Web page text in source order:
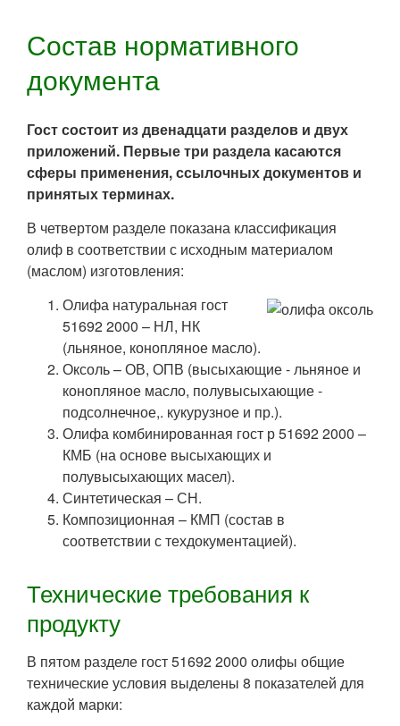
Состав нормативного
документа
Гост состоит из двенадцати разделов и двух
приложений. Первые три раздела касаются
сферы применения, ссылочных документов и
принятых терминах.
В четвертом разделе показана классификация
олиф в соответствии с исходным материалом
(маслом) изготовления:
Олифа натуральная гост
51692 2000 – НЛ, НК
(льняное, конопляное масло).
Оксоль – ОВ, ОПВ (высыхающие - льняное и
конопляное масло, полувысыхающие -
подсолнечное,. кукурузное и пр.).
Олифа комбинированная гост р 51692 2000 –
КМБ (на основе высыхающих и
полувысыхающих масел).
Синтетическая – СН.
Композиционная – КМП (состав в
соответствии с техдокументацией).
Технические требования к
продукту
В пятом разделе гост 51692 2000 олифы общие
технические условия выделены 8 показателей для
каждой марки: